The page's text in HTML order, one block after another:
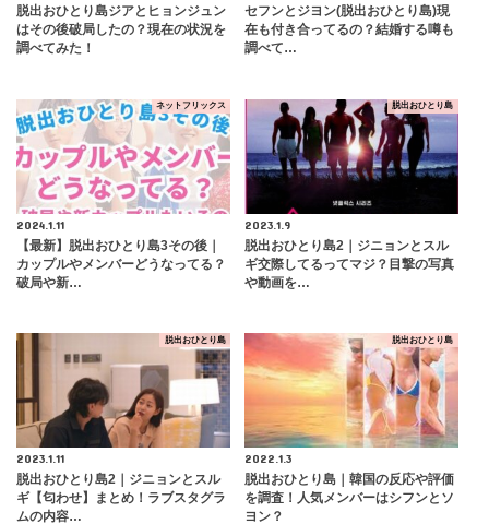
脱出おひとり島ジアとヒョンジュン
はその後破局したの？現在の状況を
調べてみた！
セフンとジヨン(脱出おひとり島)現
在も付き合ってるの？結婚する噂も
調べて…
ネットフリックス
2024.1.11
【最新】脱出おひとり島3その後｜
カップルやメンバーどうなってる？
破局や新…
脱出おひとり島
2023.1.9
脱出おひとり島2｜ジニョンとスル
ギ交際してるってマジ？目撃の写真
や動画を…
脱出おひとり島
2023.1.11
脱出おひとり島2｜ジニョンとスル
ギ【匂わせ】まとめ！ラブスタグラ
ムの内容…
脱出おひとり島
2022.1.3
脱出おひとり島｜韓国の反応や評価
を調査！人気メンバーはシフンとソ
ヨン？